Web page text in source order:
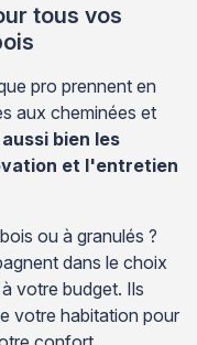
tous vos
pro prennent en
aux cheminées et
bien les
et l'entretien
ou à granulés ?
dans le choix
votre budget. Ils
votre habitation pour